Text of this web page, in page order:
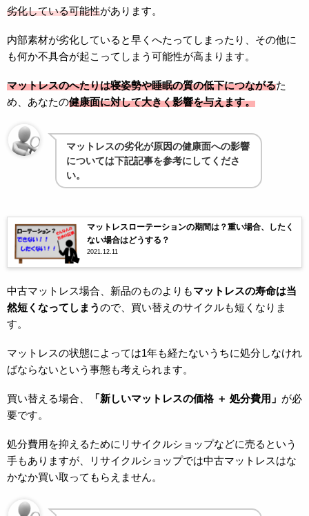
劣化している可能性があります。
内部素材が劣化していると早くへたってしまったり、その他に
も何か不具合が起こってしまう可能性が高まります。
マットレスのへたりは寝姿勢や睡眠の質の低下につながるた
め、あなたの健康面に対して大きく影響を与えます。
マットレスの劣化が原因の健康面への影響
については下記記事を参考にしてくださ
い。
マットレスローテーションの期間は？重い場合、したく
ない場合はどうする？
2021.12.11
中古マットレス場合、新品のものよりも マットレスの寿命は当
然短くなってしまう ので、買い替えのサイクルも短くなりま
す。
マットレスの状態によっては1年も経たないうちに処分しなけれ
ばならないという事態も考えられます。
買い替える場合、 「新しいマットレスの価格 ＋ 処分費用」 が必
要です。
処分費用を抑えるためにリサイクルショップなどに売るという
手もありますが、リサイクルショップでは中古マットレスはな
かなか買い取ってもらえません。